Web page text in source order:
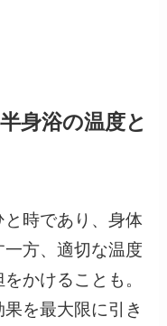
身浴の温度と
時であり、身体
方、適切な温度
かけることも。
を最大限に引き